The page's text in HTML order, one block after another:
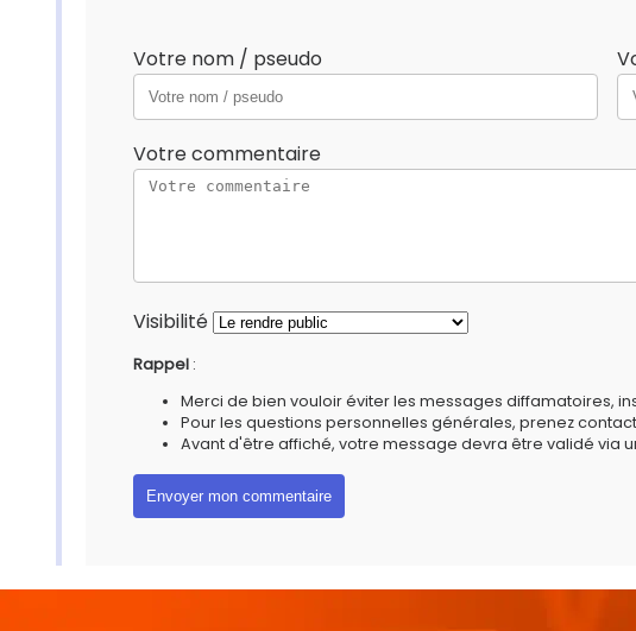
Votre nom / pseudo
Votre commentaire
Visibilité
Rappel :
Merci de bien vouloir éviter les messages diffamatoires,
Pour les questions personnelles générales, prenez
Avant d'être affiché, votre message devra être validé via